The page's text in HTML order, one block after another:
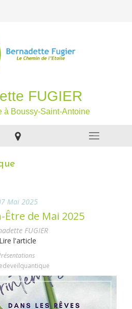
FUGIER
à Boussy-Saint-Antoine
Mai 2025
Être de Mai 2025
FUGIER
Lire l'article